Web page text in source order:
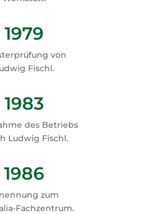
1979
von
Fischl.
1983
des Betriebs
Ludwig Fischl.
1986
zum
Fachzentrum.